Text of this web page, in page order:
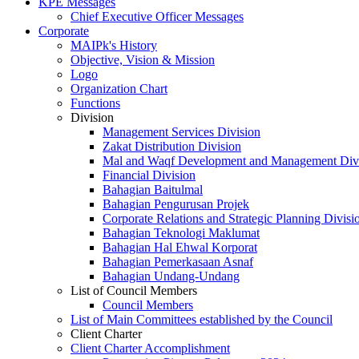
Chief Executive Officer Messages
Corporate
MAIPk's History
Objective, Vision & Mission
Logo
Organization Chart
Functions
Division
Management Services Division
Zakat Distribution Division
Mal and Waqf Development and Management
Financial Division
Bahagian Baitulmal
Bahagian Pengurusan Projek
Corporate Relations and Strategic Planning
Bahagian Teknologi Maklumat
Bahagian Hal Ehwal Korporat
Bahagian Pemerkasaan Asnaf
Bahagian Undang-Undang
List of Council Members
Council Members
List of Main Committees established by the Council
Client Charter
Client Charter Accomplishment